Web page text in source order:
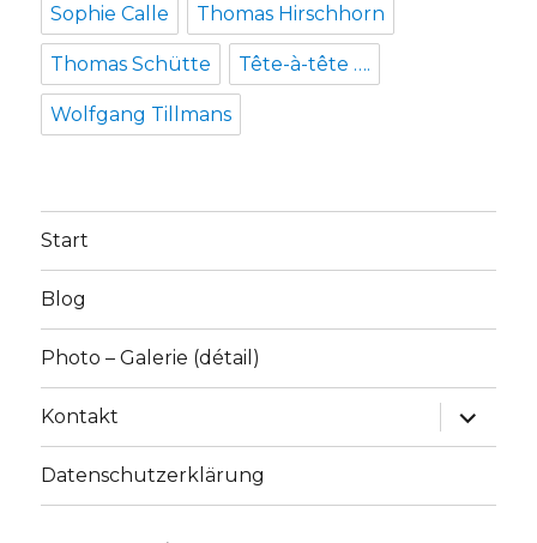
Sophie Calle Thomas Hirschhorn
Thomas Schütte Tête-à-tête ….
Wolfgang Tillmans
Start
Blog
Photo – Galerie (détail)
Kontakt
Datenschutzerklärung